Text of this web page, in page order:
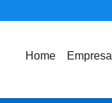
Home Empresa